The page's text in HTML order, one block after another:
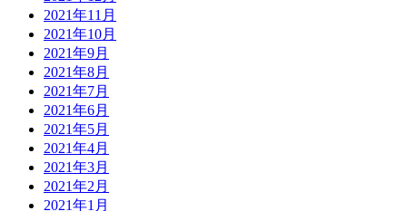
2021年11月
2021年10月
2021年9月
2021年8月
2021年7月
2021年6月
2021年5月
2021年4月
2021年3月
2021年2月
2021年1月